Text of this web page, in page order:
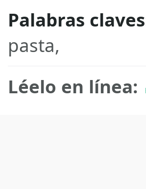
Palabras
pasta,
Léelo en línea: